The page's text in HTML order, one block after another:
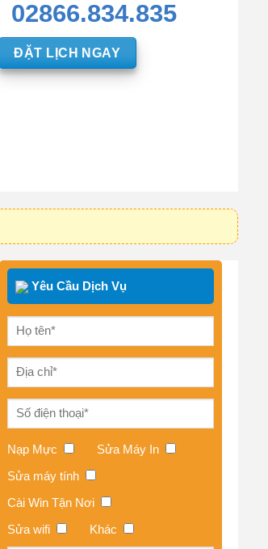
02866.834.835
ĐẶT LỊCH NGAY
Yêu Cầu Dịch Vụ
Nạp Mực
Sửa Máy In
Sửa máy tính
Cài Win Tận Nơi
Sửa wifi
Khác